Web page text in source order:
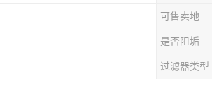
可售卖地
是否阻垢
过滤器类型